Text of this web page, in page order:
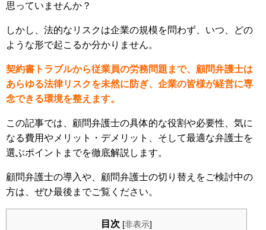
思っていませんか？
しかし、法的なリスクは企業の規模を問わず、いつ、どの
ような形で起こるか分かりません。
契約書トラブルから従業員の労務問題まで、顧問弁護士は
あらゆる法律リスクを未然に防ぎ、企業の皆様が経営に専
念できる環境を整えます。
この記事では、顧問弁護士の具体的な役割や必要性、気に
なる費用やメリット・デメリット、そして最適な弁護士を
選ぶポイントまでを徹底解説します。
顧問弁護士の導入や、顧問弁護士の切り替えをご検討中の
方は、ぜひ最後までご覧ください。
目次 [非表示]